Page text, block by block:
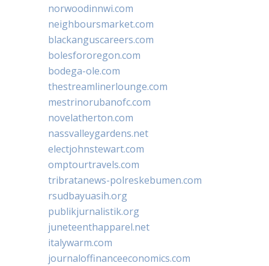
norwoodinnwi.com
neighboursmarket.com
blackanguscareers.com
bolesfororegon.com
bodega-ole.com
thestreamlinerlounge.com
mestrinorubanofc.com
novelatherton.com
nassvalleygardens.net
electjohnstewart.com
omptourtravels.com
tribratanews-polreskebumen.com
rsudbayuasih.org
publikjurnalistik.org
juneteenthapparel.net
italywarm.com
journaloffinanceeconomics.com